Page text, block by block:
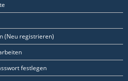
(Neu registrieren)
festlegen